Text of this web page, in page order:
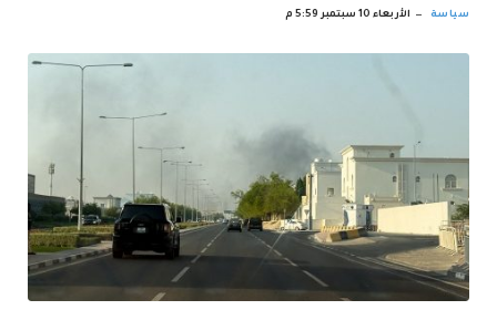
سياسة الأربعاء 10 سبتمبر 5:59 م